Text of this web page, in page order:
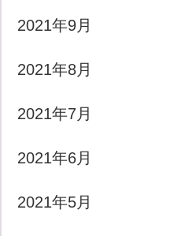
2021年9月
2021年8月
2021年7月
2021年6月
2021年5月